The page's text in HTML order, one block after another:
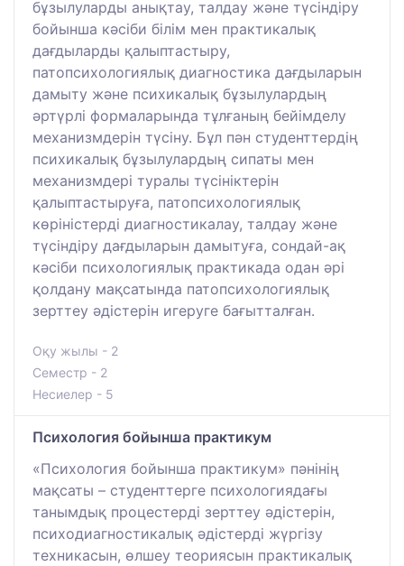
бұзылуларды анықтау, талдау және түсіндіру
бойынша кәсіби білім мен практикалық
дағдыларды қалыптастыру,
патопсихологиялық диагностика дағдыларын
дамыту және психикалық бұзылулардың
әртүрлі формаларында тұлғаның бейімделу
механизмдерін түсіну. Бұл пән студенттердің
психикалық бұзылулардың сипаты мен
механизмдері туралы түсініктерін
қалыптастыруға, патопсихологиялық
көріністерді диагностикалау, талдау және
түсіндіру дағдыларын дамытуға, сондай-ақ
кәсіби психологиялық практикада одан әрі
қолдану мақсатында патопсихологиялық
зерттеу әдістерін игеруге бағытталған.
Оқу жылы - 2
Семестр - 2
Несиелер - 5
Психология бойынша практикум
«Психология бойынша практикум» пәнінің
мақсаты – студенттерге психологиядағы
танымдық процестерді зерттеу әдістерін,
психодиагностикалық әдістерді жүргізу
техникасын, өлшеу теориясын практикалық